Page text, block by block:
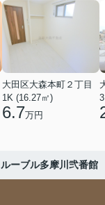
大田区大森本町２丁目
1K (16.27㎡)
6.7万円
ルーブル多摩川弐番館